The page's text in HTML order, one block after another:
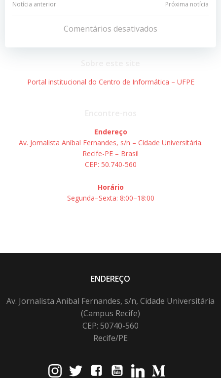
Navegação
Post
Notícia anterior
Navegação
de
Post
Próxima notícia
Comentários desativados
Portal institucional do Centro de Informática – UFPE
Endereço
Av. Jornalista Aníbal Fernandes, s/n – Cidade Universitária.
Recife-PE – Brasil
CEP: 50.740-560
Horário
Segunda–Sexta: 8:00–18:00
ENDEREÇO
Av. Jornalista Anibal Fernandes, s/n, Cidade Universitária
(Campus Recife)
CEP: 50740-560
Recife/PE